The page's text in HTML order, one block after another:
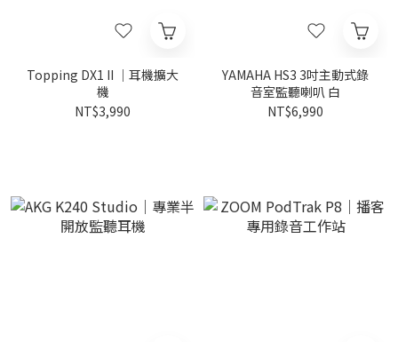
Topping DX1 II ｜耳機擴大
機
NT$3,990
YAMAHA HS3 3吋主動式錄
音室監聽喇叭 白
NT$6,990